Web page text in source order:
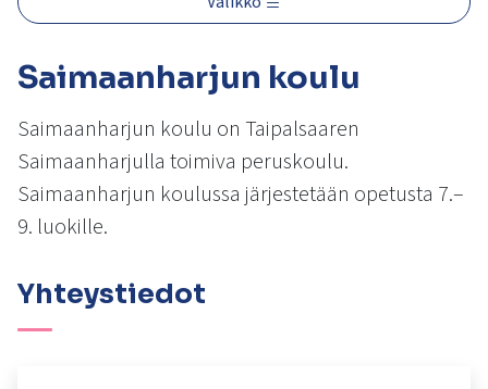
kosketus-
pyyhkäisyliikkeitä.
Saimaanharjun koulu
Saimaanharjun koulu on Taipalsaaren
Saimaanharjulla toimiva peruskoulu.
Saimaanharjun koulussa järjestetään opetusta 7.–
9. luokille.
Yhteystiedot